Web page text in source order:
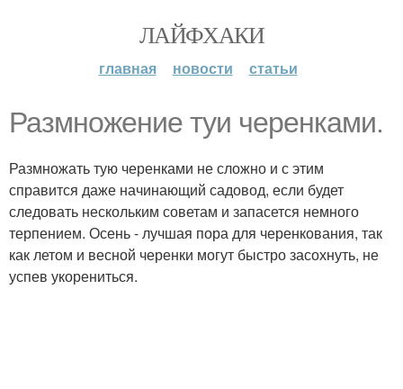
ЛАЙФХАКИ
главная новости статьи
Размножение туи черенками.
Размножать тую черенками не сложно и с этим
справится даже начинающий садовод, если будет
следовать нескольким советам и запасется немного
терпением. Осень - лучшая пора для черенкования, так
как летом и весной черенки могут быстро засохнуть, не
успев укорениться.